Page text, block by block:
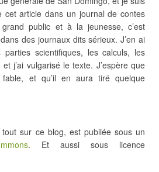
cet article dans un journal de contes
public et à la jeunesse, c’est
des journaux dits sérieux. J’en ai
scientifiques, les calculs, les
j’ai vulgarisé le texte. J’espère que
et qu’il en aura tiré quelque
sur ce blog, est publiée sous un
. Et aussi sous licence